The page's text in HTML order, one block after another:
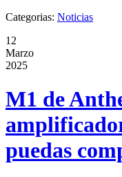
Categorias: Noticias
12
Marzo
2025
M1 de
puedas